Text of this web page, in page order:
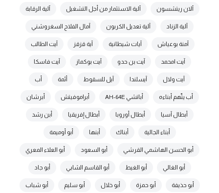
آلان ريتشسون آلية الاستثمار من أجل التشغيل آلية الرقابة
آلية الزناد آلية تعديل الكربون آمال الفلاح السغروشني
آمنة بوعياش آيات شيطانية آية قزقز آيت الطالب
آيت امحمد آيت بن حدو آيت بوكماز آيت فاسكا
آيت ولال آيسلندا آيل للسقوط أئمة أب
أب يتّهم أبناءه أباتشي AH-64E أبراموفيتش أبرشان
أبطال آسيا أبطال أوروبا أبطال إفريقيا أبن رشد
أبناء الجالية أبناك أبنها أبو أوميمة
أبو الحسن الهاشمي القرشي أبو السعود أبو العلاء المعري
أبو الغالي أبو الغيط أبو القاسم الشابي أبو جاد
أبو حذيفة أبو حمزة أبو خلال أبو سليم أبو شباب